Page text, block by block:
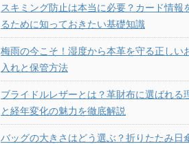
スキミング防止は本当に必要？カード情報
るために知っておきたい基礎知識
梅雨の今こそ！湿度から本革を守る正しい
入れと保管方法
ブライドルレザーとは？革財布に選ばれる
と経年変化の魅力を徹底解説
バッグの大きさはどう選ぶ？折りたたみ日